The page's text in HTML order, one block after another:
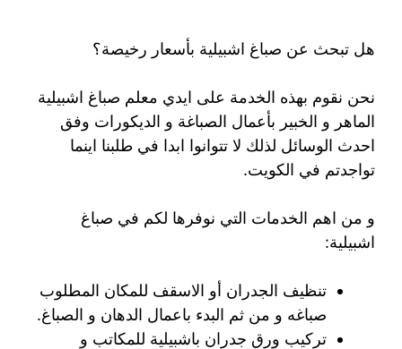
هل تبحث عن صباغ اشبيلية بأسعار رخيصة؟
نحن نقوم بهذه الخدمة على ايدي معلم صباغ اشبيلية
الماهر و الخبير بأعمال الصباغة و الديكورات وفق
احدث الوسائل لذلك لا تتوانوا ابدا في طلبنا اينما
تواجدتم في الكويت.
و من اهم الخدمات التي نوفرها لكم في صباغ
اشبيلية:
تنظيف الجدران أو الاسقف للمكان المطلوب
صباغه و من ثم البدء باعمال الدهان و الصباغ.
تركيب ورق جدران باشبيلية للمكاتب و